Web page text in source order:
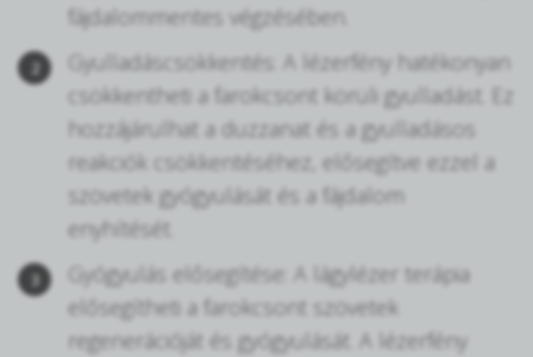
fájdalommentes végzésében.
Gyulladáscsökkentés: A lézerfény hatékonyan
csökkentheti a farokcsont körüli gyulladást. Ez
hozzájárulhat a duzzanat és a gyulladásos
reakciók csökkentéséhez, elősegítve ezzel a
szövetek gyógyulását és a fájdalom
enyhítését.
Gyógyulás elősegítése: A lágylézer terápia
elősegítheti a farokcsont szövetek
regenerációját és gyógyulását. A lézerfény